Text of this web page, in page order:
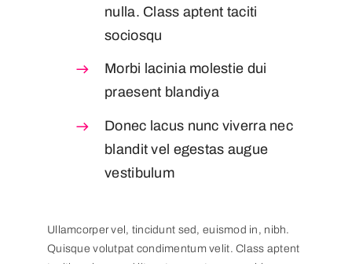
nulla. Class aptent taciti
sociosqu
Morbi lacinia molestie dui
praesent blandiya
Donec lacus nunc viverra nec
blandit vel egestas augue
vestibulum
Ullamcorper vel, tincidunt sed, euismod in, nibh.
Quisque volutpat condimentum velit. Class aptent